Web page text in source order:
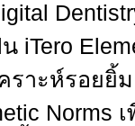
น iTero
ราะห์รอยยิ้
Norms